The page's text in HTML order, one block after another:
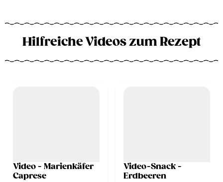
Hilfreiche Videos zum Rezept
Video - Marienkäfer
Caprese
Video-Snack -
Erdbeeren